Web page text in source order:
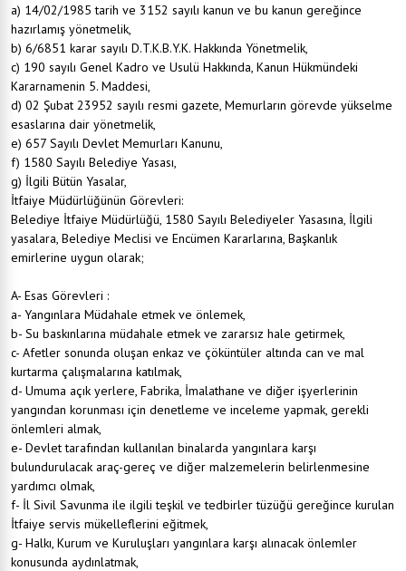
a) 14/02/1985 tarih ve 3152 sayılı kanun ve bu kanun gereğince
hazırlamış yönetmelik,
b) 6/6851 karar sayılı D.T.K.B.Y.K. Hakkında Yönetmelik,
c) 190 sayılı Genel Kadro ve Usulü Hakkında, Kanun Hükmündeki
Kararnamenin 5. Maddesi,
d) 02 Şubat 23952 sayılı resmi gazete, Memurların görevde yükselme
esaslarına dair yönetmelik,
e) 657 Sayılı Devlet Memurları Kanunu,
f) 1580 Sayılı Belediye Yasası,
g) İlgili Bütün Yasalar,
İtfaiye Müdürlüğünün Görevleri:
Belediye İtfaiye Müdürlüğü, 1580 Sayılı Belediyeler Yasasına, İlgili
yasalara, Belediye Meclisi ve Encümen Kararlarına, Başkanlık
emirlerine uygun olarak;
A- Esas Görevleri :
a- Yangınlara Müdahale etmek ve önlemek,
b- Su baskınlarına müdahale etmek ve zararsız hale getirmek,
c- Afetler sonunda oluşan enkaz ve çöküntüler altında can ve mal
kurtarma çalışmalarına katılmak,
d- Umuma açık yerlere, Fabrika, İmalathane ve diğer işyerlerinin
yangından korunması için denetleme ve inceleme yapmak, gerekli
önlemleri almak,
e- Devlet tarafından kullanılan binalarda yangınlara karşı
bulundurulacak araç-gereç ve diğer malzemelerin belirlenmesine
yardımcı olmak,
f- İl Sivil Savunma ile ilgili teşkil ve tedbirler tüzüğü gereğince kurulan
İtfaiye servis mükelleflerini eğitmek,
g- Halkı, Kurum ve Kuruluşları yangınlara karşı alınacak önlemler
konusunda aydınlatmak,